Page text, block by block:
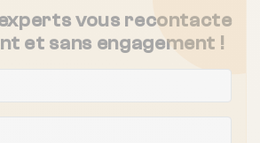
vous recontacte
et sans engagement !